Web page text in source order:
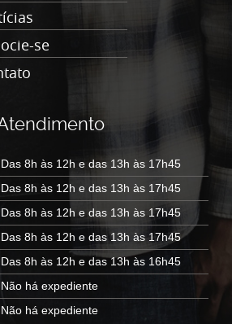
se
Das 8h às 12h e das 13h às 17h45
Das 8h às 12h e das 13h às 17h45
Das 8h às 12h e das 13h às 17h45
Das 8h às 12h e das 13h às 17h45
Das 8h às 12h e das 13h às 16h45
Não há expediente
Não há expediente